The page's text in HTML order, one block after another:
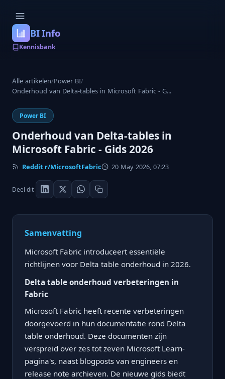
BI Info
Kennisbank
Alle artikelen/Power BI/
Onderhoud van Delta-tables in Microsoft Fabric - G...
Power BI
Onderhoud van Delta-tables in
Microsoft Fabric - Gids 2026
Reddit r/MicrosoftFabric 20 May 2026, 07:23
Deel dit
Samenvatting
Microsoft Fabric introduceert essentiële
richtlijnen voor Delta table onderhoud in 2026.
Delta table onderhoud verbeteringen in
Fabric
Microsoft Fabric heeft recente verbeteringen
doorgevoerd in hun documentatie rond Delta
table onderhoud. Deze documenten zijn
verspreid over zes tot zeven Microsoft Learn-
pagina's, naast blogposts van engineers en
release note archieven. De nieuwe gids biedt